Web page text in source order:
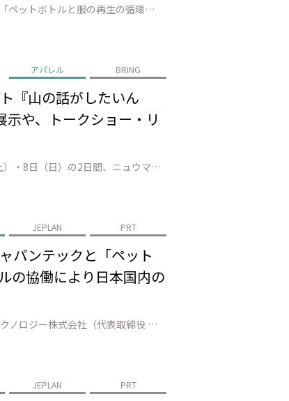
Esquire Japan（エスクァイア・ジャパン）にて、JEPLANおよびBRING™ の取り組みが紹介されました。 本記事では、「ペットボトルと服の再生の循環——What Are We Re-Fashioning?」をテーマに、JEPLAN／BRINGの取り組みを取材いただきました。 PETケミカルリサイクル工場で…
アパレル BRING
『山の話がしたいん
や、トークショー・リ
株式会社JEPLAN（代表取締役 執行役員社長：髙尾 正樹、以下「JEPLAN」）が運営するBRING™は、2026年3月7日（土）・8日（日）の2日間、ニュウマン高輪店にて、”登山女子”として活躍する人気インフルエンサーのMihoさんとAYANENさんを臨時店長に迎え、トークショーやリペアカフェを通じて、山の魅力や楽…
JEPLAN PRT
パンテックと「ペット
の協働により日本国内の
株式会社JEPLAN（代表取締役 執行役員社長：髙尾 正樹、以下「JEPLAN」）のグループ会社であるペットリファインテクノロジー株式会社（代表取締役 執行役員社長：伊賀 大悟、以下「ペットリファインテクノロジー」）は、美唄市（市長：桜井 恒）、アサヒ飲料株式会社（代表取締役社長：米女 太一、以下「アサヒ飲料」）、ジャ…
JEPLAN PRT